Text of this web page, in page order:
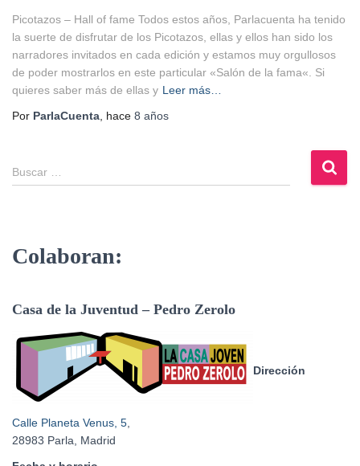
Picotazos – Hall of fame Todos estos años, Parlacuenta ha tenido
la suerte de disfrutar de los Picotazos, ellas y ellos han sido los
narradores invitados en cada edición y estamos muy orgullosos
de poder mostrarlos en este particular «Salón de la fama«. Si
quieres saber más de ellas y Leer más…
Por ParlaCuenta , hace 8 años
Buscar …
Colaboran:
Casa de la Juventud – Pedro Zerolo
Dirección
Calle Planeta Venus, 5
28983 Parla, Madrid